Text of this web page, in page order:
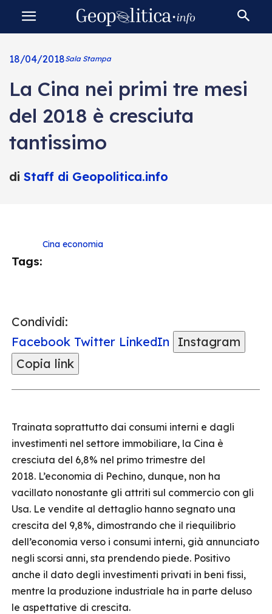
18/04/2018Sala Stampa
La Cina nei primi tre mesi
del 2018 è cresciuta
tantissimo
di Staff di Geopolitica.info
Tags:
Cina economia
Condividi:
Facebook Twitter LinkedIn
Instagram
Copia link
Trainata soprattutto dai consumi interni e dagli
investimenti nel settore immobiliare, la Cina è
cresciuta del 6,8% nel primo trimestre del
2018. L’economia di Pechino, dunque, non ha
vacillato nonostante gli attriti sul commercio con gli
Usa. Le vendite al dettaglio hanno segnato una
crescita del 9,8%, dimostrando che il riequilibrio
dell’economia verso i consumi interni, già annunciato
negli scorsi anni, sta prendendo piede. Positivo
anche il dato degli investimenti privati in beni fissi,
mentre la produzione industriale ha in parte deluso
le aspettative di crescita.